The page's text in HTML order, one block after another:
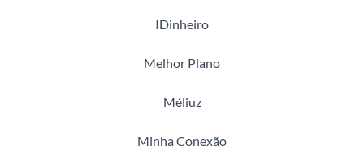
IDinheiro
Melhor Plano
Méliuz
Minha Conexão